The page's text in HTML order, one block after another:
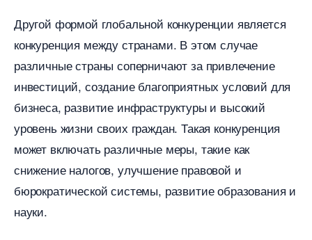
Другой формой глобальной конкуренции является
конкуренция между странами. В этом случае
различные страны соперничают за привлечение
инвестиций, создание благоприятных условий для
изнеса, развитие инфраструктуры и высокий
уровень жизни своих граждан.​ Такая конкуренция
может включать различные меры, такие как
снижение налогов, улучшение правовой и
юрократической системы, развитие образования и
науки.​